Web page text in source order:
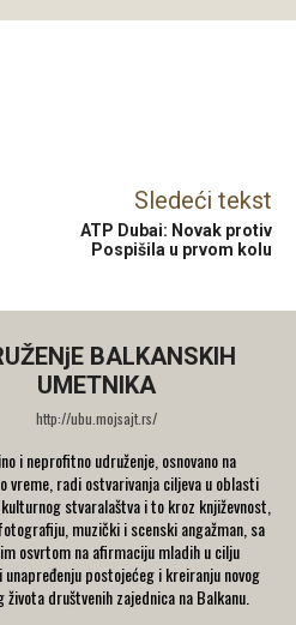
Sledeći tekst
ATP Dubai: Novak protiv
Pospišila u prvom kolu
BALKANSKIH
UMETNIKA
http://ubu.mojsajt.rs/
i neprofitno udruženje, osnovano na
vreme, radi ostvarivanja ciljeva u oblasti
stvaralaštva i to kroz književnost,
muzički i scenski angažman, sa
osvrtom na afirmaciju mladih u cilju
postojećeg i kreiranju novog
života društvenih zajednica na Balkanu.